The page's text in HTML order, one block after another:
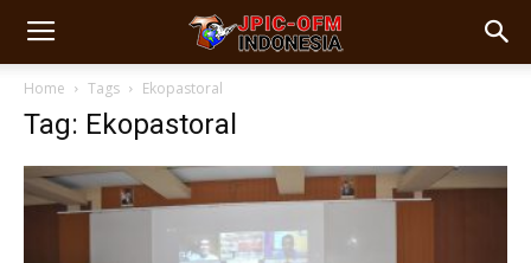
Home Tags Ekopastoral
Tag: Ekopastoral